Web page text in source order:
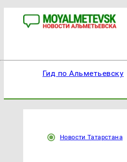
Гид по Альметьевску
Новости Татарстана